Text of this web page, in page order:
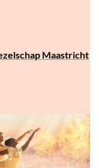
Maastricht